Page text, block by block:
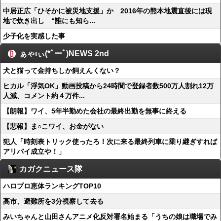
中居正広「ひそかに被災地支援」か 2016年の熊本地震直後には現
地で炊き出し “誰にも知ら...
少子化を実感した事
ぁゃιぃ(*ﾟーﾟ)NEWS 2nd
犬と猫って金持ちしか飼えんくない？
ヒカル「浮気OK」動画投稿から24時間で登録者数500万人割れ12万
人減、コメント約４万件...
【朗報】ワイ、5年半勤めた会社の最終出勤を無事に終える
【悲報】ま○こワイ、お金がない
犯人「時刻表トリック使ったろ！次に来る最終列車に乗り継ぎすれば
アリバイ成立や！」
カガクニュース隊
ハロプロ恵体ランキングTOP10
高市、避難所を3分視察して去る
みいちゃんと山田さんアニメ化反対署名始まる「うちの娘は職場でみ